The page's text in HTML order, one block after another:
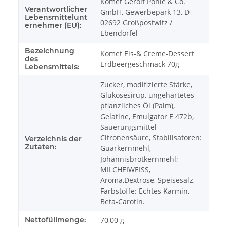
Verantwortlicher
Lebensmittelunt
ernehmer (EU):
GmbH, Gewerbepark 13, D-
02692 Großpostwitz /
Ebendörfel
Bezeichnung
des
Lebensmittels:
Komet Eis-& Creme-Dessert
Erdbeergeschmack 70g
Verzeichnis der
Zutaten:
Zucker, modifizierte Stärke,
Glukosesirup, ungehärtetes
pflanzliches Öl (Palm),
Gelatine, Emulgator E 472b,
Säuerungsmittel
Citronensäure, Stabilisatoren:
Guarkernmehl,
Johannisbrotkernmehl;
MILCHEIWEISS,
Aroma,Dextrose, Speisesalz,
Farbstoffe: Echtes Karmin,
Beta-Carotin.
Nettofüllmenge: 70,00 g